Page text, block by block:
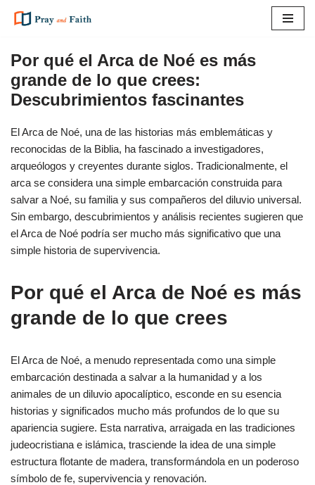
al
contenido
Por qué el Arca de Noé es más
grande de lo que crees:
Descubrimientos fascinantes
El Arca de Noé, una de las historias más emblemáticas y
reconocidas de la Biblia, ha fascinado a investigadores,
arqueólogos y creyentes durante siglos. Tradicionalmente, el
arca se considera una simple embarcación construida para
salvar a Noé, su familia y sus compañeros del diluvio universal.
Sin embargo, descubrimientos y análisis recientes sugieren que
el Arca de Noé podría ser mucho más significativo que una
simple historia de supervivencia.
Por qué el Arca de Noé es más
grande de lo que crees
El Arca de Noé, a menudo representada como una simple
embarcación destinada a salvar a la humanidad y a los
animales de un diluvio apocalíptico, esconde en su esencia
historias y significados mucho más profundos de lo que su
apariencia sugiere. Esta narrativa, arraigada en las tradiciones
judeocristiana e islámica, trasciende la idea de una simple
estructura flotante de madera, transformándola en un poderoso
símbolo de fe, supervivencia y renovación.